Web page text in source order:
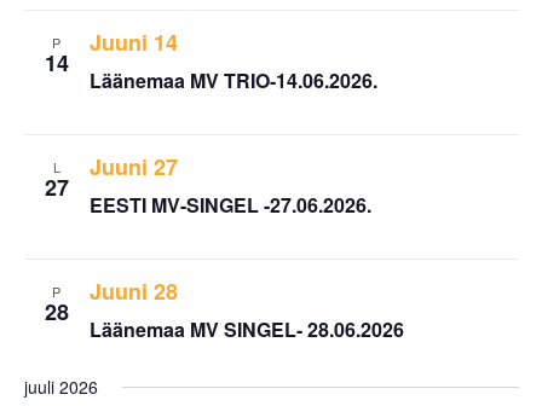
P
14
Juuni 14
Läänemaa MV TRIO-14.06.2026.
L
27
Juuni 27
EESTI MV-SINGEL -27.06.2026.
P
28
Juuni 28
Läänemaa MV SINGEL- 28.06.2026
juuli 2026